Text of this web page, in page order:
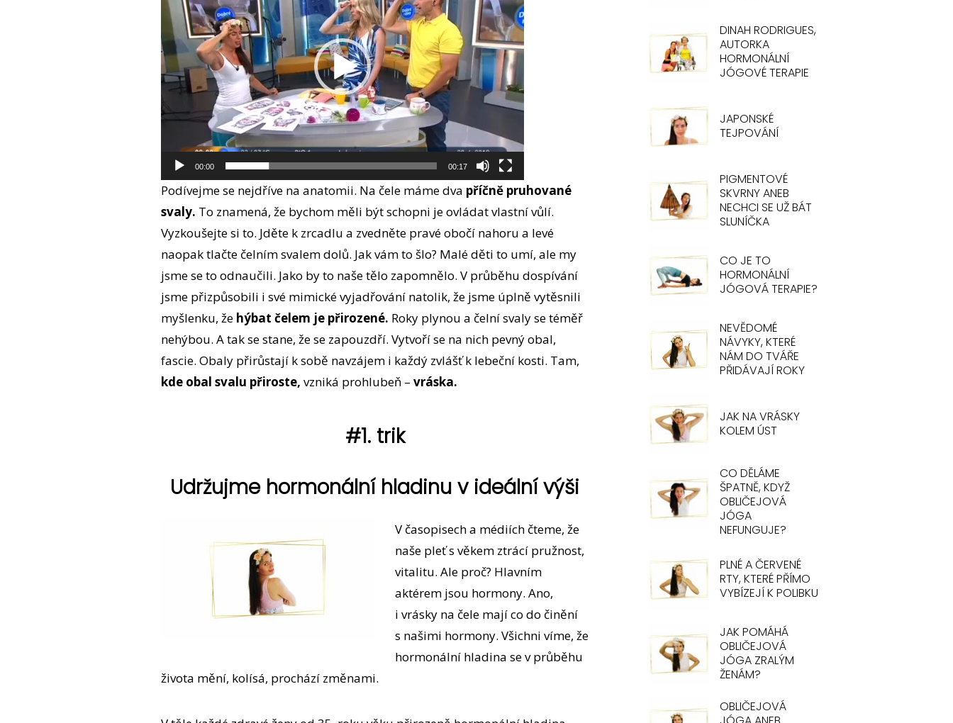
00:00 00:17
Podívejme se nejdříve na anatomii. Na čele máme dva příčně pruhované
svaly. To znamená, že bychom měli být schopni je ovládat vlastní vůlí.
Vyzkoušejte si to. Jděte k zrcadlu a zvedněte pravé obočí nahoru a levé
naopak tlačte čelním svalem dolů. Jak vám to šlo? Malé děti to umí, ale my
jsme se to odnaučili. Jako by to naše tělo zapomnělo. V průběhu dospívání
jsme přizpůsobili i své mimické vyjadřování natolik, že jsme úplně vytěsnili
myšlenku, že hýbat čelem je přirozené. Roky plynou a čelní svaly se téměř
nehýbou. A tak se stane, že se zapouzdří. Vytvoří se na nich pevný obal,
fascie. Obaly přirůstají k sobě navzájem i každý zvlášť k lebeční kosti. Tam,
kde obal svalu přiroste, vzniká prohlubeň – vráska.
#1. trik
Udržujme hormonální hladinu v ideální výši
V časopisech a médiích čteme, že
naše pleť s věkem ztrácí pružnost,
vitalitu. Ale proč? Hlavním
aktérem jsou hormony. Ano,
i vrásky na čele mají co do činění
s našimi hormony. Všichni víme, že
hormonální hladina se v průběhu
života mění, kolísá, prochází změnami.
DINAH RODRIGUES,
AUTORKA
HORMONÁLNÍ
JÓGOVÉ TERAPIE
JAPONSKÉ
TEJPOVÁNÍ
PIGMENTOVÉ
SKVRNY ANEB
NECHCI SE UŽ BÁT
SLUNÍČKA
CO JE TO
HORMONÁLNÍ
JÓGOVÁ TERAPIE?
NEVĚDOMÉ
NÁVYKY, KTERÉ
NÁM DO TVÁŘE
PŘIDÁVAJÍ ROKY
JAK NA VRÁSKY
KOLEM ÚST
CO DĚLÁME
ŠPATNĚ, KDYŽ
OBLIČEJOVÁ
JÓGA
NEFUNGUJE?
PLNÉ A ČERVENÉ
RTY, KTERÉ PŘÍMO
VYBÍZEJÍ K POLIBKU
JAK POMÁHÁ
OBLIČEJOVÁ
JÓGA ZRALÝM
ŽENÁM?
OBLIČEJOVÁ